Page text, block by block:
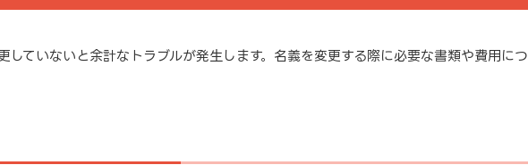
していないと余計なトラブルが発生します。名義を変更する際に必要な書類や費用につ